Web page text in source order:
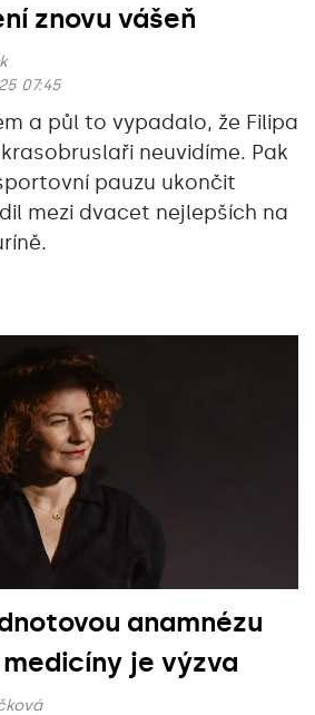
znovu vášeň
07:45
a půl to vypadalo, že Filipa
neuvidíme. Pak
pauzu ukončit
mezi dvacet nejlepších na
anamnézu
je výzva